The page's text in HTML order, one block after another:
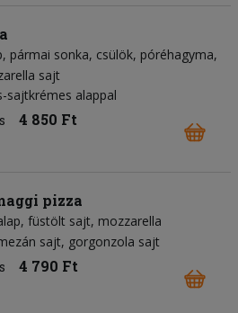
pármai sonka csülök póréhagyma
sajt
sajtkrémes alappal
4 850 Ft
pizza
füstölt sajt mozzarella
sajt gorgonzola sajt
4 790 Ft